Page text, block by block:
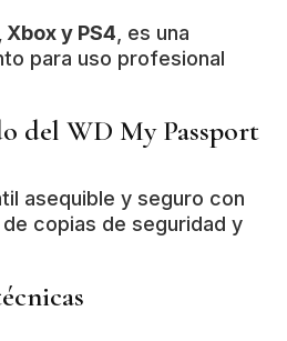
Xbox y PS4 , es una
para uso profesional
del WD My Passport
asequible y seguro con
copias de seguridad y